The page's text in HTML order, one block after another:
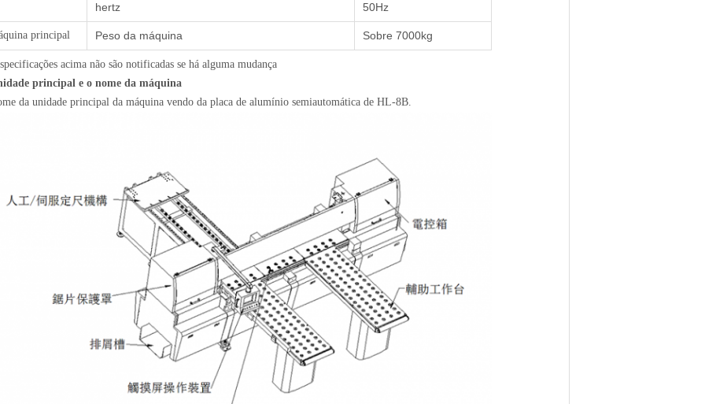
hertz 50Hz
principal Peso da máquina Sobre 7000kg
acima não são notificadas se há alguma mudança
principal e o nome da máquina
da unidade principal da máquina vendo da placa de alumínio semiautomática de HL-8B.